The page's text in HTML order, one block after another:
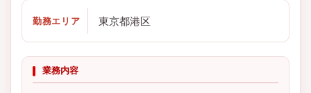
勤務エリア 東京都港区
業務内容